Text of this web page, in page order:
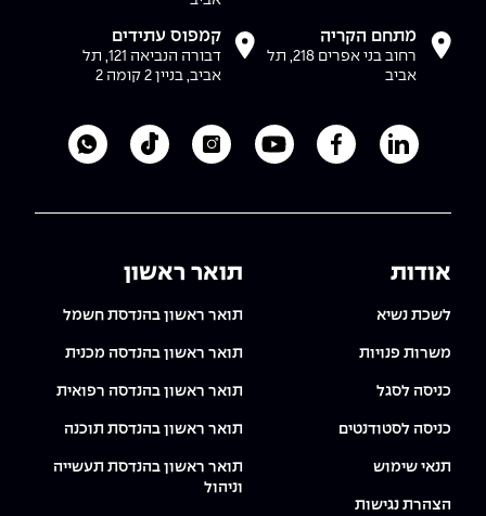
מתחם הקריה
רחוב בני אפרים 218, תל
אביב
קמפוס עתידים
דבורה הנביאה 121, תל
אביב, בניין 2 קומה 2
לעמוד הלינקדאין של מכללת אפקה
לעמוד הפייסבוק של מכללת אפקה
לעמוד היוטיוב של מכללת אפקה
לעמוד האינסטגרם של
לעמוד הטיקטוק
אודות
לשכת נשיא
משרות פנויות
כניסה לסגל
כניסה לסטודנטים
תנאי שימוש
הצהרת נגישות
תואר ראשון
תואר ראשון בהנדסת חשמל
תואר ראשון בהנדסה מכנית
תואר ראשון בהנדסה רפואית
תואר ראשון בהנדסת תוכנה
תואר ראשון בהנדסת תעשייה
וניהול